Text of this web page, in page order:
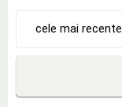
cele mai recente